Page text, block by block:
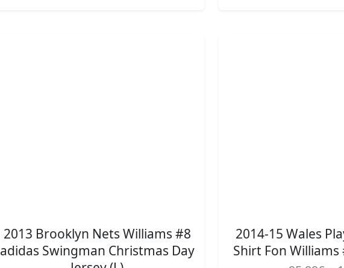
2013 Brooklyn Nets Williams #8
adidas Swingman Christmas Day
2014-15 Wales
Shirt Fon Williams